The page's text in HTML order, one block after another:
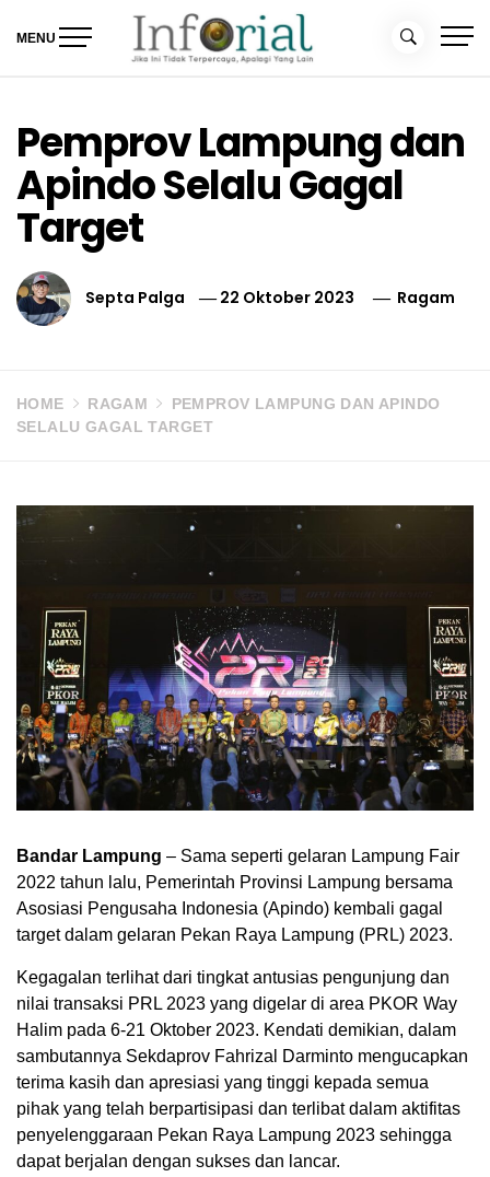
MENU
Pemprov Lampung dan
Apindo Selalu Gagal
Target
Septa Palga 22 Oktober 2023 Ragam
HOME RAGAM
PEMPROV LAMPUNG DAN APINDO
SELALU GAGAL TARGET
Bandar Lampung – Sama seperti gelaran Lampung Fair
2022 tahun lalu, Pemerintah Provinsi Lampung bersama
Asosiasi Pengusaha Indonesia (Apindo) kembali gagal
target dalam gelaran Pekan Raya Lampung (PRL) 2023.
Kegagalan terlihat dari tingkat antusias pengunjung dan
nilai transaksi PRL 2023 yang digelar di area PKOR Way
Halim pada 6-21 Oktober 2023. Kendati demikian, dalam
sambutannya Sekdaprov Fahrizal Darminto mengucapkan
terima kasih dan apresiasi yang tinggi kepada semua
pihak yang telah berpartisipasi dan terlibat dalam aktifitas
penyelenggaraan Pekan Raya Lampung 2023 sehingga
dapat berjalan dengan sukses dan lancar.